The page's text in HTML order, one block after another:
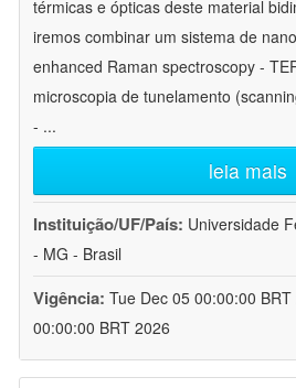
térmicas e ópticas deste material
iremos combinar um sistema de
enhanced Raman spectroscopy -
microscopia de tunelamento
- ...
leia mais
Instituição/UF/País: Universidade
- MG - Brasil
Vigência: Tue Dec 05 00:00:00
00:00:00 BRT 2026